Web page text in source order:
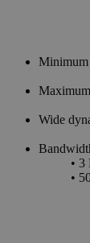
Minimum
Wide
• 3
• 500